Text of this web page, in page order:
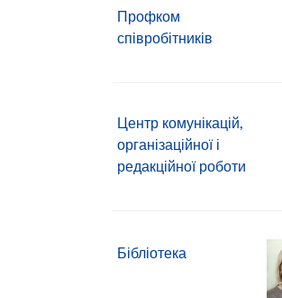
Профком
співробітників
Центр комунікацій,
організаційної і
редакційної роботи
Бібліотека